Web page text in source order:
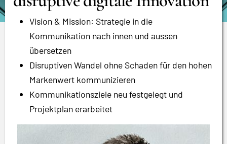
Vision & Mission: Strategie in die
Kommunikation nach innen und aussen
übersetzen
Disruptiven Wandel ohne Schaden für den hohen
Markenwert kommunizieren
Kommunikationsziele neu festgelegt und
Projektplan erarbeitet